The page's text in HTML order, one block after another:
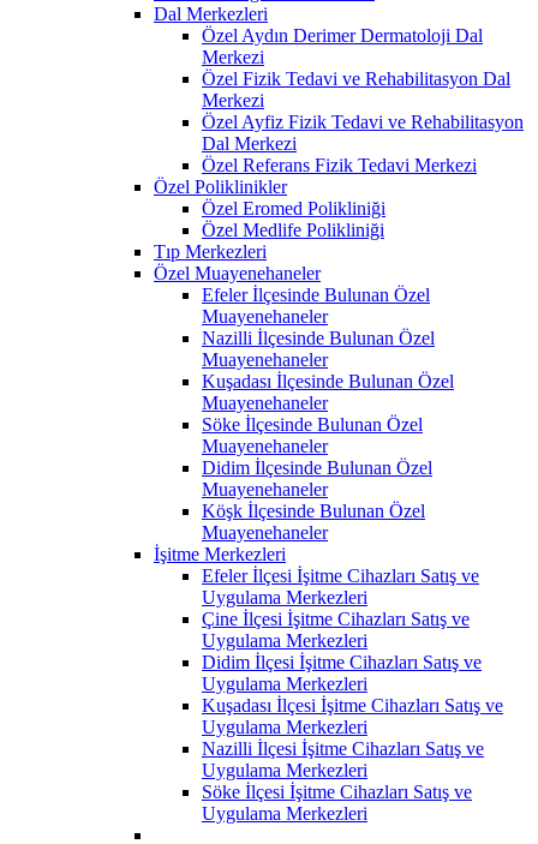
Dal Merkezleri
Özel Aydın Derimer Dermatoloji Dal
Merkezi
Özel Fizik Tedavi ve Rehabilitasyon Dal
Merkezi
Özel Ayfiz Fizik Tedavi ve Rehabilitasyon
Dal Merkezi
Özel Referans Fizik Tedavi Merkezi
Özel Poliklinikler
Özel Eromed Polikliniği
Özel Medlife Polikliniği
Tıp Merkezleri
Özel Muayenehaneler
Efeler İlçesinde Bulunan Özel
Muayenehaneler
Nazilli İlçesinde Bulunan Özel
Muayenehaneler
Kuşadası İlçesinde Bulunan Özel
Muayenehaneler
Söke İlçesinde Bulunan Özel
Muayenehaneler
Didim İlçesinde Bulunan Özel
Muayenehaneler
Köşk İlçesinde Bulunan Özel
Muayenehaneler
İşitme Merkezleri
Efeler İlçesi İşitme Cihazları Satış ve
Uygulama Merkezleri
Çine İlçesi İşitme Cihazları Satış ve
Uygulama Merkezleri
Didim İlçesi İşitme Cihazları Satış ve
Uygulama Merkezleri
Kuşadası İlçesi İşitme Cihazları Satış ve
Uygulama Merkezleri
Nazilli İlçesi İşitme Cihazları Satış ve
Uygulama Merkezleri
Söke İlçesi İşitme Cihazları Satış ve
Uygulama Merkezleri